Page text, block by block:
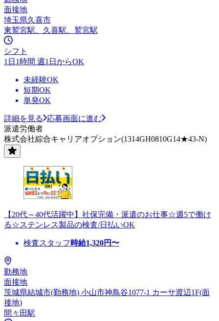
面接地
埼玉県久喜市
東鷲宮駅、久喜駅、鷲宮駅
シフト
1日1時間 週1日からOK
未経験OK
短期OK
単発OK
詳細を見る
応募画面に進む
派遣労働者
株式会社綜合キャリアオプション(1314GH0810G14★43-N)
【20代～40代活躍中】社保完備・派遣のお仕事☆週5で働け
る☆ステンレス製品の検査/日払いOK
検査スタッフ 時給1,320円〜
勤務地
面接地
茨城県結城市(勤務地) 小山市神鳥谷1077-1 カーサ渡辺1F(面
接地)
間々田駅